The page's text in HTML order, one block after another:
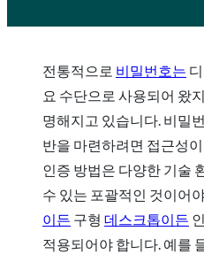
전통적으로 비밀번호는
요 수단으로 사용되어 왔
명해지고 있습니다. 비밀
반을 마련하려면 접근성
인증 방법은 다양한 기술
수 있는 포괄적인 것이어
이든 구형 데스크톱이든
적용되어야 합니다. 예를